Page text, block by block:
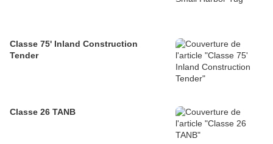
Classe 75' Inland Construction
Tender
Classe 26 TANB